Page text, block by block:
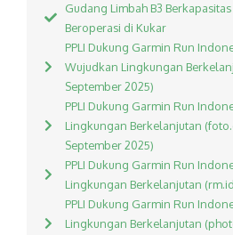
Gudang Limbah B3
Beroperasi di Kukar
PPLI Dukung Garmin Run
Wujudkan Lingkungan
September 2025)
PPLI Dukung Garmin Run
Lingkungan Berkelanjutan
September 2025)
PPLI Dukung Garmin Run
Lingkungan Berkelanjutan
PPLI Dukung Garmin Run
Lingkungan Berkelanjutan